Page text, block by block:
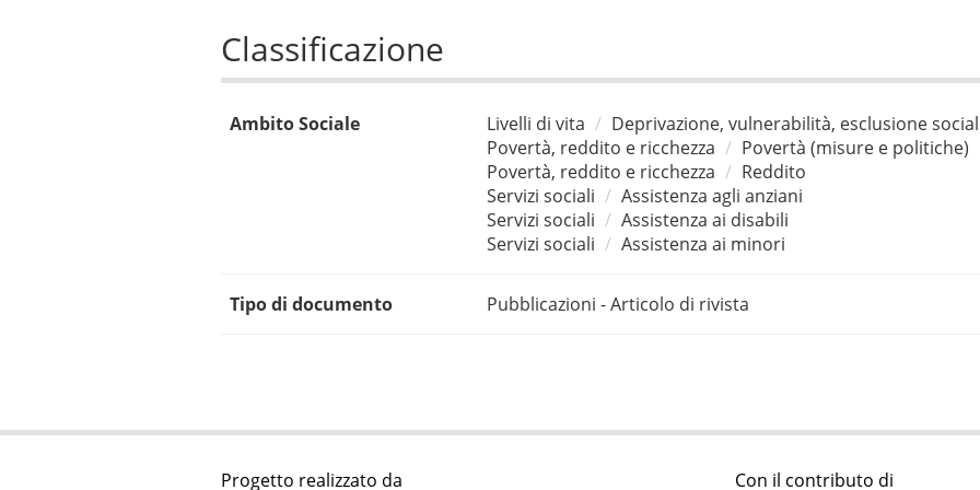
Classificazione
Ambito Sociale Livelli di vita
Deprivazione, vulnerabilità, esclusione
Povertà, reddito e ricchezza
Povertà (misure e politiche)
Povertà, reddito e ricchezza
Reddito
Servizi sociali
Assistenza agli anziani
Servizi sociali
Assistenza ai disabili
Servizi sociali
Assistenza ai minori
Tipo di documento Pubblicazioni - Articolo di rivista
Progetto realizzato da Con il contributo di